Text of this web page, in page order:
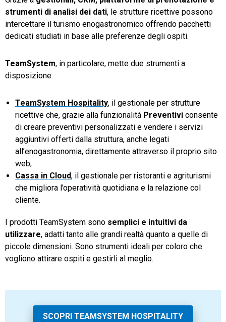
strumenti di analisi dei dati, le strutture ricettive possono
intercettare il turismo enogastronomico offrendo pacchetti
dedicati studiati in base alle preferenze degli ospiti.
TeamSystem, in particolare, mette due strumenti a
disposizione:
TeamSystem Hospitality, il gestionale per strutture
ricettive che, grazie alla funzionalità Preventivi consente
di creare preventivi personalizzati e vendere i servizi
aggiuntivi offerti dalla struttura, anche legati
all’enogastronomia, direttamente attraverso il proprio sito
web;
Cassa in Cloud, il gestionale per ristoranti e agriturismi
che migliora l’operatività quotidiana e la relazione col
cliente.
I prodotti TeamSystem sono semplici e intuitivi da
utilizzare, adatti tanto alle grandi realtà quanto a quelle di
piccole dimensioni. Sono strumenti ideali per coloro che
vogliono attirare ospiti e gestirli al meglio.
SCOPRI TEAMSYSTEM HOSPITALITY